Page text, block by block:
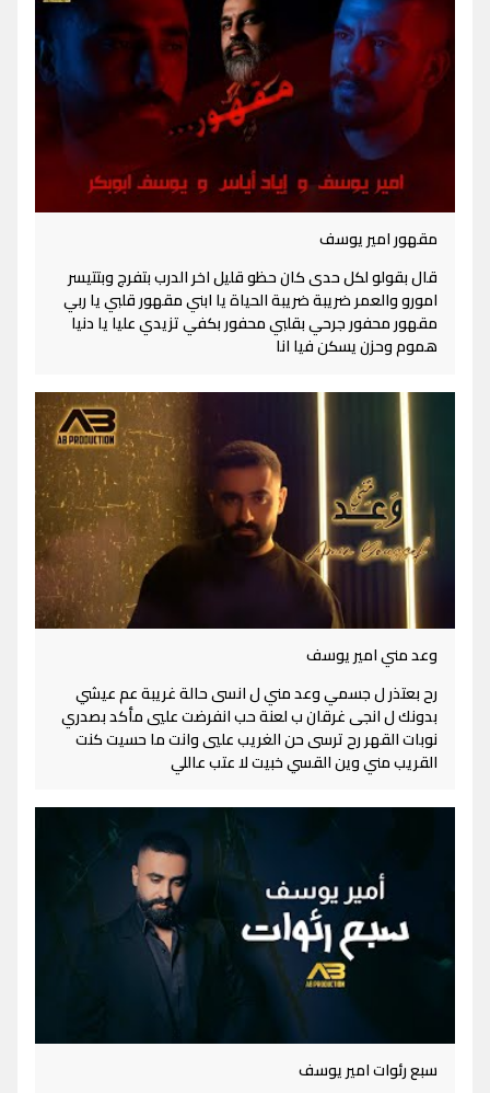
مقهور امير يوسف
قال بقولو لكل حدى كان حظو قليل اخر الدرب بتفرج وبتتيسر
امورو والعمر ضريبة ضريبة الحياة يا ابني مقهور قلبي يا ربي
مقهور محفور جرحي بقلبي محفور بكفي تزيدي عليا يا دنيا
هموم وحزن يسكن فيا انا
وعد مني امير يوسف
رح بعتذر ل جسمي وعد مني ل انسى حالة غريبة عم عيشي
بدونك ل انجى غرقان ب لعنة حب انفرضت عليي مأكد بصدري
نوبات القهر رح ترسى حن الغريب عليي وانت ما حسيت كنت
القريب مني وين القسي خبيت لا عتب عاللي
سبع رئوات امير يوسف